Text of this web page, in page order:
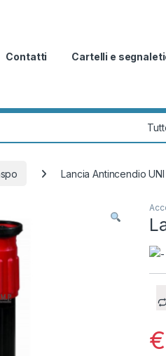
Contatti Cartelli e
Lancia Antincendio
€